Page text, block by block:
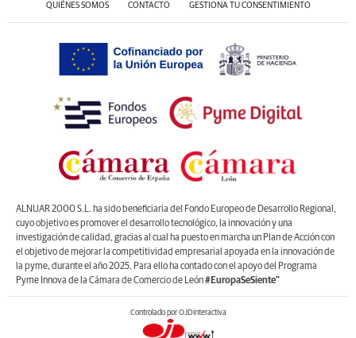
QUIÉNES SOMOS CONTACTO GESTIONA TU CONSENTIMIENTO
ALNUAR 2000 S.L. ha sido beneficiaria del Fondo Europeo de Desarrollo Regional,
cuyo objetivo es promover el desarrollo tecnológico, la innovación y una
investigación de calidad, gracias al cual ha puesto en marcha un Plan de Acción con
el objetivo de mejorar la competitividad empresarial apoyada en la innovación de
la pyme, durante el año 2025. Para ello ha contado con el apoyo del Programa
Pyme Innova de la Cámara de Comercio de León#EuropaSeSiente”
Controlado por OJDinteractiva